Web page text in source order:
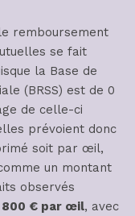
remboursement
se fait
la Base de
(BRSS) est de 0
de celle-ci
prévoient donc
soit par œil,
un montant
observés
800 € par œil, avec